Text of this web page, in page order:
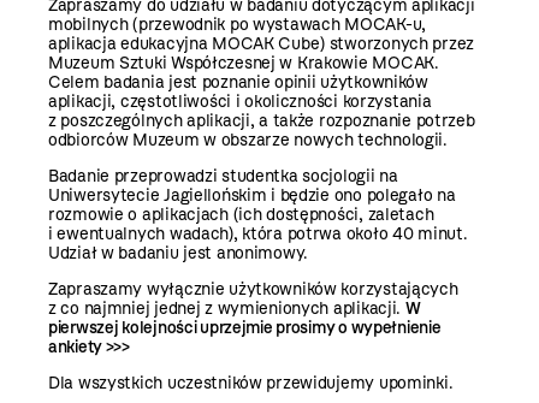
Zapraszamy do udziału w badaniu dotyczącym aplikacji
mobilnych (przewodnik po wystawach MOCAK-u,
aplikacja edukacyjna MOCAK Cube) stworzonych przez
Muzeum Sztuki Współczesnej w Krakowie MOCAK.
Celem badania jest poznanie opinii użytkowników
aplikacji, częstotliwości i okoliczności korzystania
z poszczególnych aplikacji, a także rozpoznanie potrzeb
odbiorców Muzeum w obszarze nowych technologii.
Badanie przeprowadzi studentka socjologii na
Uniwersytecie Jagiellońskim i będzie ono polegało na
rozmowie o aplikacjach (ich dostępności, zaletach
i ewentualnych wadach), która potrwa około 40 minut.
Udział w badaniu jest anonimowy.
Zapraszamy wyłącznie użytkowników korzystających
z co najmniej jednej z wymienionych aplikacji. W
pierwszej kolejności uprzejmie prosimy o wypełnienie
ankiety >>>
Dla wszystkich uczestników przewidujemy upominki.